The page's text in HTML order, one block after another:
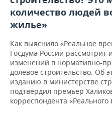
КИБЕРСПОРТ
ФИГУРНОЕ КАТАНИЕ
ВОДНЫЕ ВИДЫ СПОРТА
ХОККЕЙ С МЯЧОМ
КУЛЬТУРА
МЕДИЦИНА
ОБРАЗОВАНИЕ
ПРОИСШЕСТВИЯ
СПИСОК КОМПАНИЙ
количество людей
жилье»
Как выяснило «Реальное
Госдума России рассмотрит
изменений в нормативно-
долевое строительство. Об
изданию в министерстве
подтвердил премьер
корреспондента